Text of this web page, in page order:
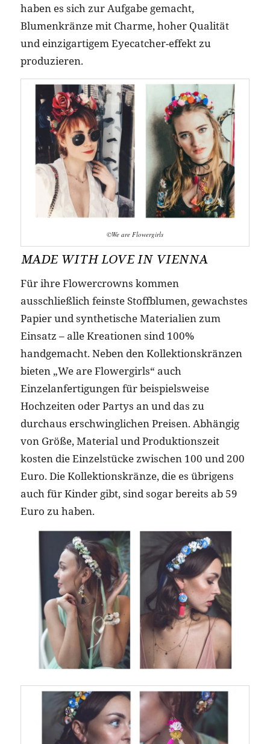
haben es sich zur Aufgabe gemacht,
Blumenkränze mit Charme, hoher Qualität
und einzigartigem Eyecatcher-effekt zu
produzieren.
©We are Flowergirls
MADE WITH LOVE IN VIENNA
Für ihre Flowercrowns kommen
ausschließlich feinste Stoffblumen, gewachstes
Papier und synthetische Materialien zum
Einsatz – alle Kreationen sind 100%
handgemacht. Neben den Kollektionskränzen
bieten „We are Flowergirls“ auch
Einzelanfertigungen für beispielsweise
Hochzeiten oder Partys an und das zu
durchaus erschwinglichen Preisen. Abhängig
von Größe, Material und Produktionszeit
kosten die Einzelstücke zwischen 100 und 200
Euro. Die Kollektionskränze, die es übrigens
auch für Kinder gibt, sind sogar bereits ab 59
Euro zu haben.